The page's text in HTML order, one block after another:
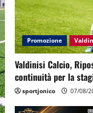
Promozione
Valdinisi Calcio,
continuità per la
sportjonico 07/08/